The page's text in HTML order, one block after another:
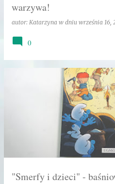
warzywa!
autor: Katarzyna w dniu września 16,
0
"Smerfy i dzieci" -